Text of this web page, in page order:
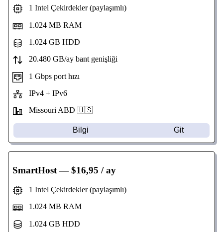
1 Intel Çekirdekler (paylaşımlı)
1.024 MB RAM
1.024 GB HDD
20.480 GB/ay bant genişliği
1 Gbps port hızı
IPv4 + IPv6
MissouriABD 🇺🇸
Bilgi Git
SmartHost— $16,95 / ay
1 Intel Çekirdekler (paylaşımlı)
1.024 MB RAM
1.024 GB HDD